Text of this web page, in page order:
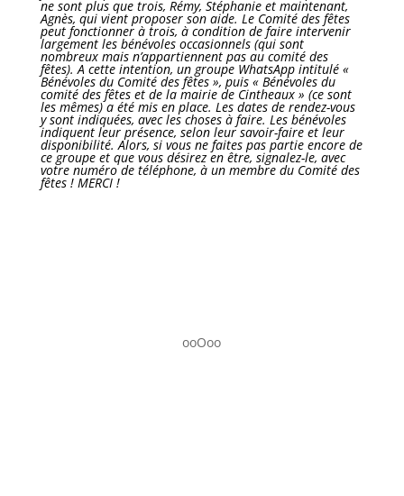
ne sont plus que trois, Rémy, Stéphanie et maintenant,
Agnès, qui vient proposer son aide. Le Comité des fêtes
peut fonctionner à trois, à condition de faire intervenir
largement les bénévoles occasionnels (qui sont
nombreux mais n’appartiennent pas au comité des
fêtes). A cette intention, un groupe WhatsApp intitulé «
Bénévoles du Comité des fêtes », puis « Bénévoles du
comité des fêtes et de la mairie de Cintheaux » (ce sont
les mêmes) a été mis en place. Les dates de rendez-vous
y sont indiquées, avec les choses à faire. Les bénévoles
indiquent leur présence, selon leur savoir-faire et leur
disponibilité. Alors, si vous ne faites pas partie encore de
ce groupe et que vous désirez en être, signalez-le, avec
votre numéro de téléphone, à un membre du Comité des
fêtes ! MERCI !
ooOoo